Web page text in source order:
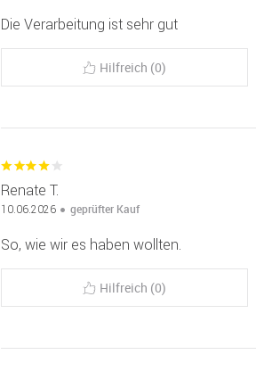
Die Verarbeitung ist sehr gut
Hilfreich (0)
Renate T.
10.06.2026 geprüfter Kauf
So, wie wir es haben wollten.
Hilfreich (0)